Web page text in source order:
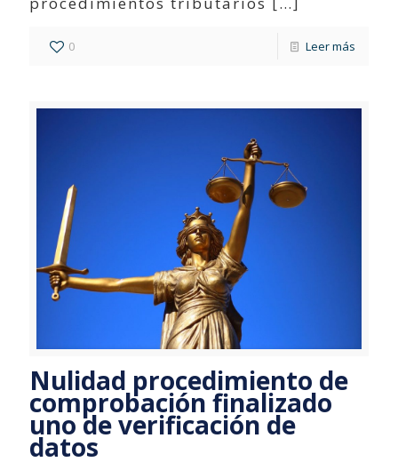
0 Leer más
Nulidad procedimiento de
comprobación finalizado
uno de verificación de
datos